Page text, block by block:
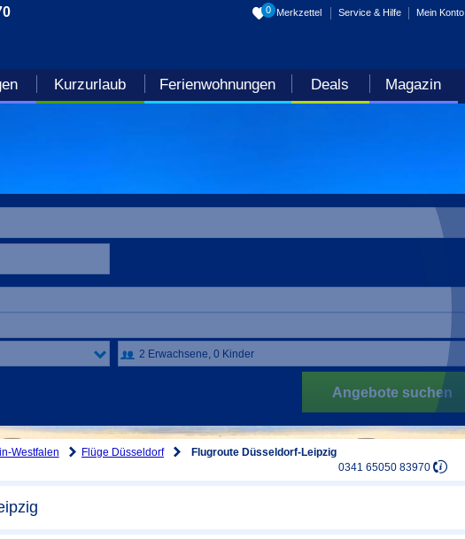
Kurzurlaub Ferienwohnungen Deals Magazin
0 Merkzettel Service & Hilfe Mein Konto
Angebote suchen
Westfalen Flüge Düsseldorf
Flugroute Düsseldorf-Leipzig
0341 65050 83970